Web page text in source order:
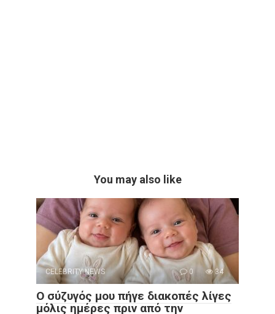
You may also like
CELEBRITY NEWS 0 34
Ο σύζυγός μου πήγε διακοπές λίγες
μόλις ημέρες πριν από την